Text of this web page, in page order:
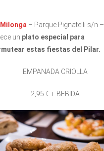
Milonga – Parque Pignatelli s/n –
un plato especial para
estas fiestas del Pilar.
EMPANADA CRIOLLA
2,95 € + BEBIDA